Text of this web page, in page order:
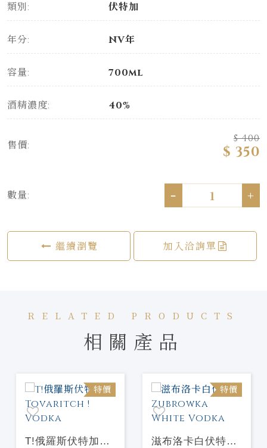
類別: 伏特加
年分: NV年
容量: 700ml
酒精濃度: 40%
售價:
$ 400
$ 350
數量: - +
繼續瀏覽 加入洽詢單
RELATED PRODUCTS
相關產品
特價
T!俄羅斯伏特加
特價
滋布洛卡白伏特加